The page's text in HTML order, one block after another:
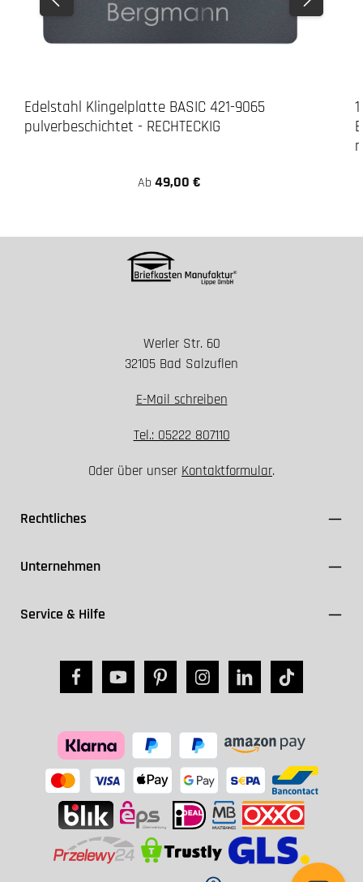
Edelstahl Klingelplatte BASIC 421-9065
pulverbeschichtet - RECHTECKIG
Ab 49,00 €
Werler Str. 60
32105 Bad Salzuflen
E-Mail schreiben
Tel.: 05222 807110
Oder über unser Kontaktformular.
Rechtliches
Unternehmen
Service & Hilfe